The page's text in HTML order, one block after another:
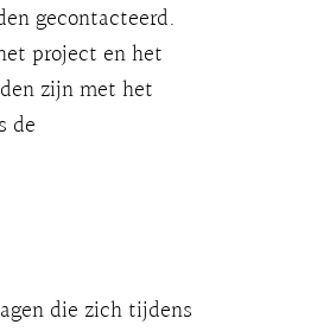
gecontacteerd.
project en het
zijn met het
de
die zich tijdens